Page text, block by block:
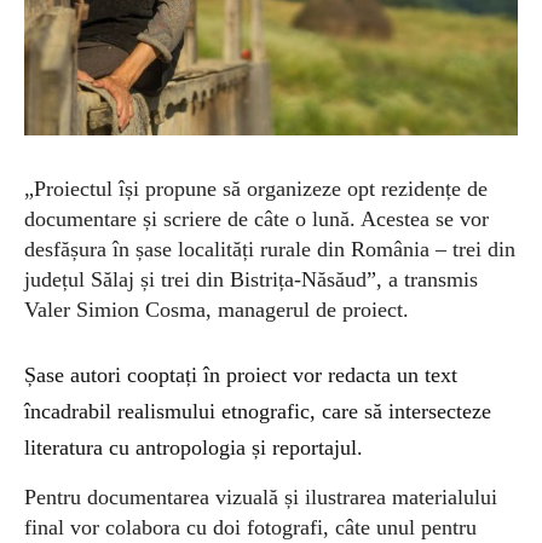
„Proiectul își propune să organizeze opt rezidențe de
documentare și scriere de câte o lună. Acestea se vor
desfășura în șase localități rurale din România – trei din
județul Sălaj și trei din Bistrița-Năsăud”, a transmis
Valer Simion Cosma, managerul de proiect.
Șase autori cooptați în proiect vor redacta un text
încadrabil realismului etnografic, care să intersecteze
literatura cu antropologia și reportajul.
Pentru documentarea vizuală și ilustrarea materialului
final vor colabora cu doi fotografi, câte unul pentru